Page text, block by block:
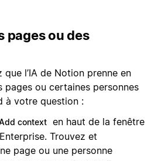
pages ou des
que l’IA de Notion prenne en
pages ou certaines personnes
à votre question :
context en haut de la fenêtre
Trouvez et
page ou une personne